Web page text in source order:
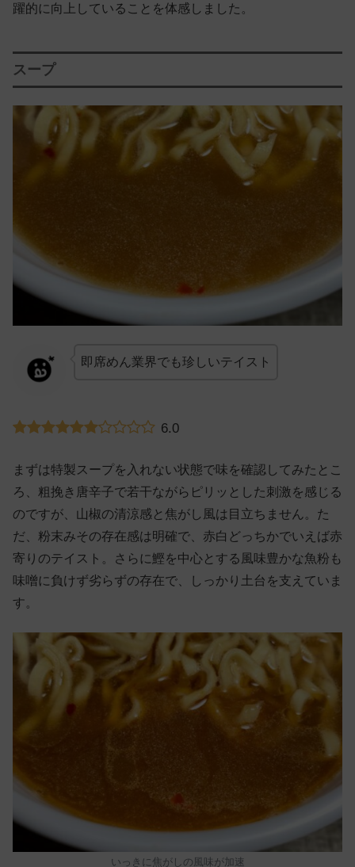
躍的に向上していることを体感しました。
スープ
即席めん業界でも珍しいテイスト
6.0
まずは特製スープを入れない状態で味を確認してみたとこ
ろ、粗挽き唐辛子で若干ながらピリッとした刺激を感じる
のですが、山椒の清涼感と焦がし風は目立ちません。た
だ、粉末みその存在感は明確で、赤白どっちかでいえば赤
寄りのテイスト。さらに鰹を中心とする風味豊かな魚粉も
味噌に負けず劣らずの存在で、しっかり土台を支えていま
す。
いっきに焦がしの風味が加速